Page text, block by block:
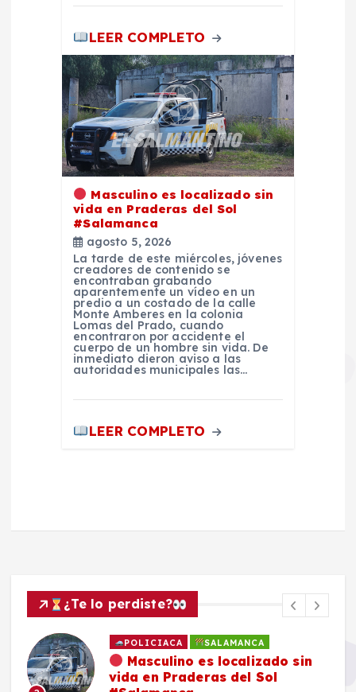
LEER COMPLETO
Masculino es localizado sin
vida en Praderas del Sol
#Salamanca
agosto 5, 2026
La tarde de este miércoles, jóvenes
creadores de contenido se
encontraban grabando
aparentemente un vídeo en un
predio a un costado de la calle
Monte Amberes en la colonia
Lomas del Prado, cuando
encontraron por accidente el
cuerpo de un hombre sin vida. De
inmediato dieron aviso a las
autoridades municipales las…
LEER COMPLETO
¿Te lo perdiste?
POLICIACA SALAMANCA
Masculino es localizado sin
vida en Praderas del Sol